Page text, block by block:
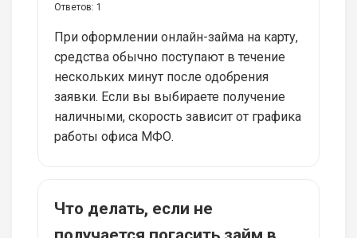
Ответов: 1
При оформлении онлайн-займа на карту,
средства обычно поступают в течение
нескольких минут после одобрения
заявки. Если вы выбираете получение
наличными, скорость зависит от графика
работы офиса МФО.
Что делать, если не